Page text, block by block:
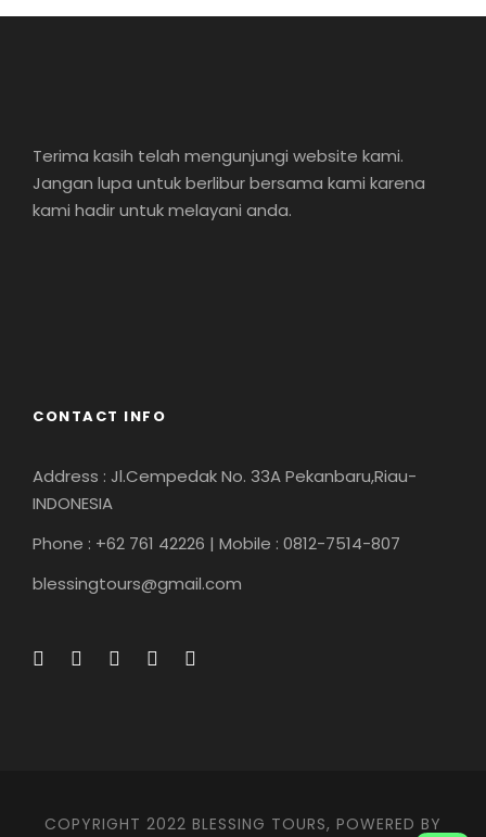
Terima kasih telah mengunjungi website kami.
Jangan lupa untuk berlibur bersama kami karena
kami hadir untuk melayani anda.
CONTACT INFO
Address : Jl.Cempedak No. 33A Pekanbaru,Riau-
INDONESIA
Phone : +62 761 42226 | Mobile : 0812-7514-807
blessingtours@gmail.com
COPYRIGHT 2022 BLESSING TOURS, POWERED BY